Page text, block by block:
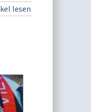
lesen